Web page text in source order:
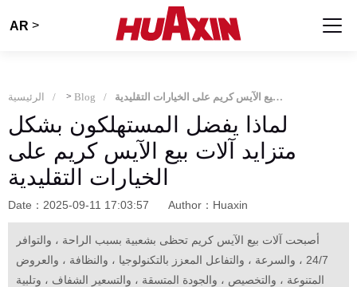
AR >
الرئيسية > Blog لماذا يفضل المستهلكون بشكل متزايد آلات بيع الآيس كريم على الخيارات التقليدية
لماذا يفضل المستهلكون بشكل
متزايد آلات بيع الآيس كريم على
الخيارات التقليدية
Date：2025-09-11 17:03:57 Author：Huaxin
أصبحت آلات بيع الآيس كريم تحظى بشعبية بسبب الراحة ، والتوافر
24/7 ، والسرعة ، والتفاعل المعزز بالتكنولوجيا ، والنظافة ، والعروض
المتنوعة ، والتخصيص ، والجودة المتسقة ، والتسعير الشفاف ، وتلبية